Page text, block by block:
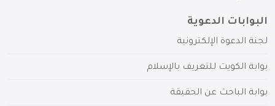
البوابات الدعوية
لجنة الدعوة الإلكترونية
بوابة الكويت للتعريف بالإسلام
بوابة الباحث عن الحقيقة